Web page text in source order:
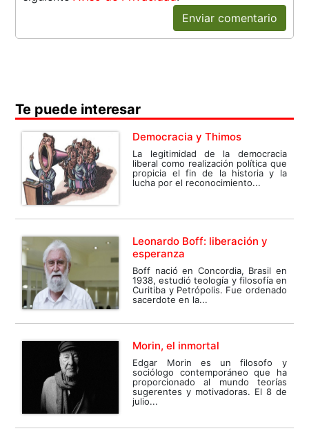
Enviar comentario
Te puede interesar
Democracia y Thimos
La legitimidad de la democracia
liberal como realización política que
propicia el fin de la historia y la
lucha por el reconocimiento...
Leonardo Boff: liberación y
esperanza
Boff nació en Concordia, Brasil en
1938, estudió teología y filosofía en
Curitiba y Petrópolis. Fue ordenado
sacerdote en la...
Morin, el inmortal
Edgar Morin es un filosofo y
sociólogo contemporáneo que ha
proporcionado al mundo teorías
sugerentes y motivadoras. El 8 de
julio...